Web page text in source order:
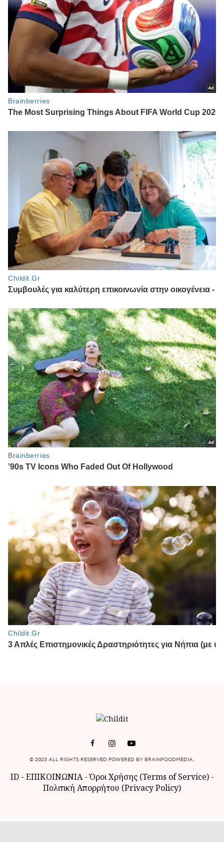
© 2023 ALL RIGHTS RESERVED POWERED BY BRAINFOODMEDIA.
ID- ΕΠΙΚΟΙΝΩΝΙΑ-Όροι Χρήσης (Terms of Service)-
Πολιτική Απορρήτου (Privacy Policy)